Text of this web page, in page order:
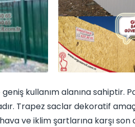
kullanım alanına sahiptir.
Trapez saclar dekoratif
ve iklim şartlarına karşı